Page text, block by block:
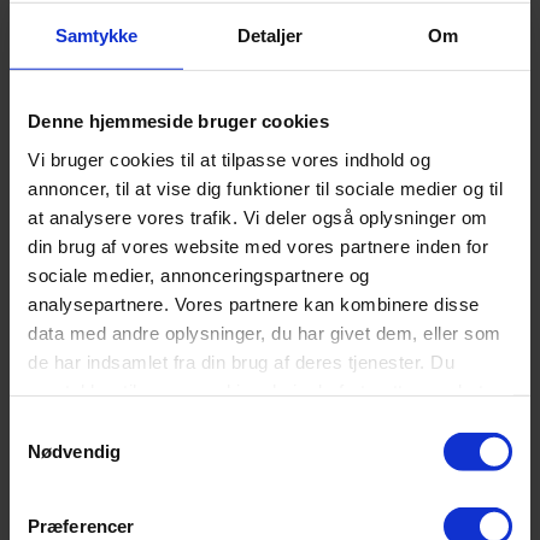
Samtykke Detaljer Om
Denne hjemmeside bruger cookies
Vi bruger cookies til at tilpasse vores indhold og
annoncer, til at vise dig funktioner til sociale medier og til
at analysere vores trafik. Vi deler også oplysninger om
din brug af vores website med vores partnere inden for
sociale medier, annonceringspartnere og
analysepartnere. Vores partnere kan kombinere disse
data med andre oplysninger, du har givet dem, eller som
de har indsamlet fra din brug af deres tjenester. Du
Nødvendig
Præferencer
Tilføj til kurv
Tilføj til ønskeliste
Kuvertlagen – Satin
649,00kr.
Tilføj til kurv
Tilføj til sammenligning
Hurtig visning
Tilføj til ønskeliste
Quiltet Split U – CPH Living
Vælg muligheder
Tilføj til sammenligning
Sengeland – kvalitetssenge og komfort til dit